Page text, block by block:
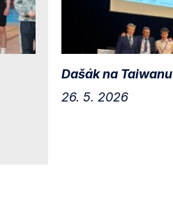
Dašák na Taiwanu
26. 5. 2026